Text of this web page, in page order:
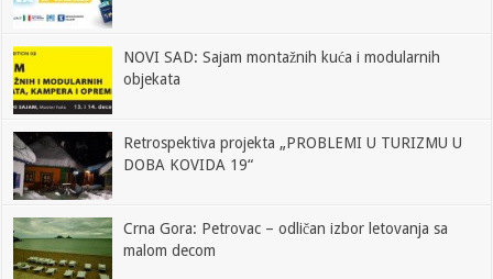
NOVI SAD: Sajam montažnih kuća i modularnih
objekata
Retrospektiva projekta „PROBLEMI U TURIZMU U
DOBA KOVIDA 19“
Crna Gora: Petrovac – odličan izbor letovanja sa
malom decom